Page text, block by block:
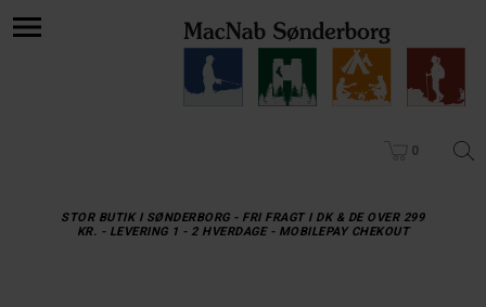
0
STOR BUTIK I SØNDERBORG - FRI FRAGT I DK & DE OVER 299
KR. - LEVERING 1 - 2 HVERDAGE - MOBILEPAY CHEKOUT